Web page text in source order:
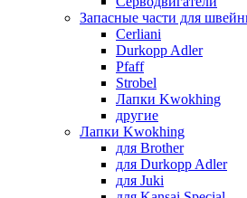
Запасные части для
Cerliani
Durkopp Adler
Pfaff
Strobel
Лапки Kwokhing
другие
Лапки Kwokhing
для Brother
для Durkopp Adler
для Juki